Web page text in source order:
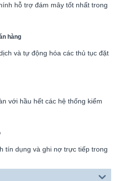
hỗ trợ đám mây tốt nhất trong
hàng
và tự động hóa các thủ tục đặt
với hầu hết các hệ thống kiểm
tín dụng và ghi nợ trực tiếp trong